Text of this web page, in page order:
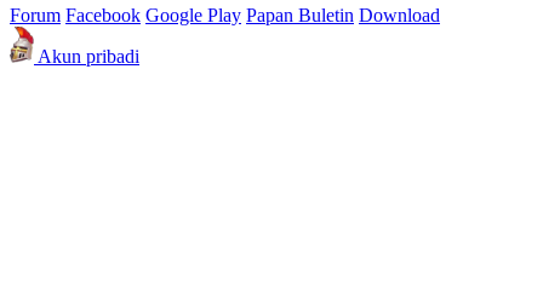
Forum Facebook Google Play Papan Buletin Download
Akun pribadi